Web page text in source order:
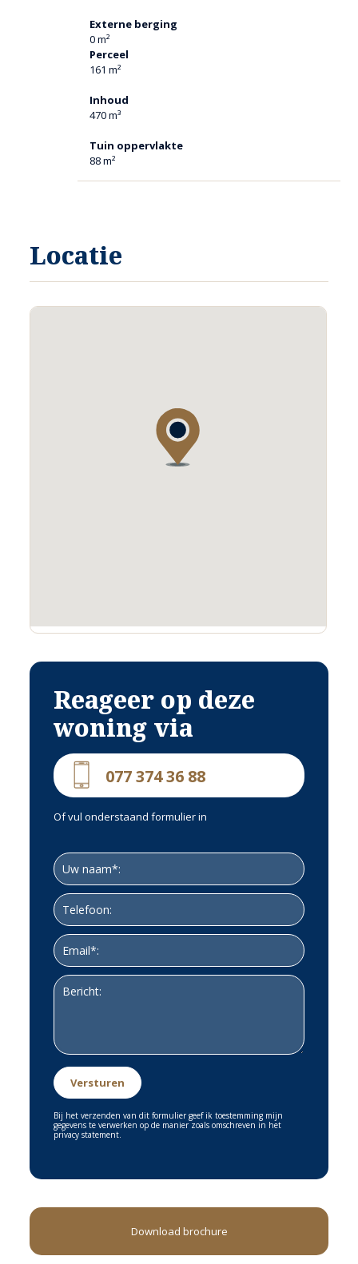
Externe berging
0 m²
Perceel
161 m²
Inhoud
470 m³
Tuin oppervlakte
88 m²
Locatie
Reageer op deze
woning via
077 374 36 88
Of vul onderstaand formulier in
Bij het verzenden van dit formulier geef ik toestemming mijn
gegevens te verwerken op de manier zoals omschreven in het
privacy statement.
Download brochure